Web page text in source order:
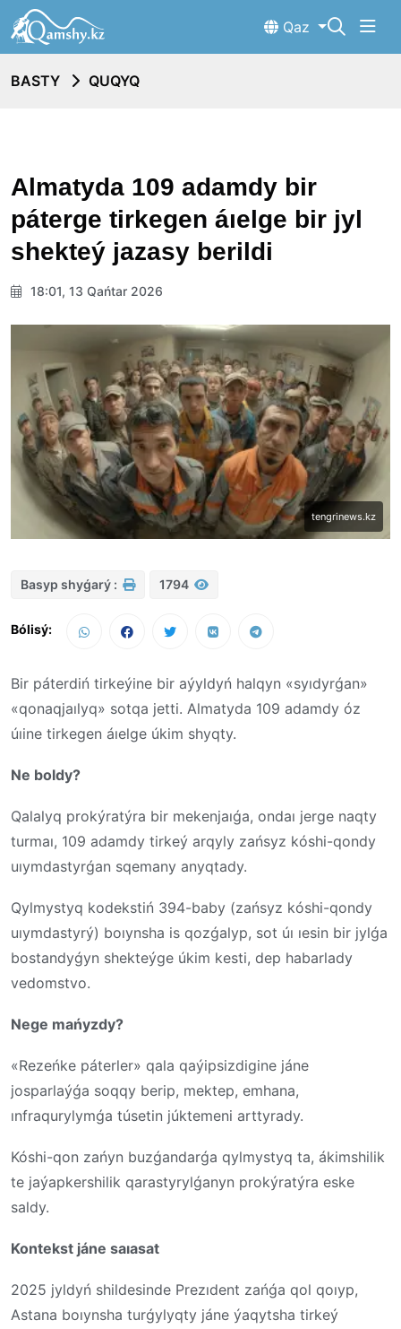
Qaz
BASTY QUQYQ
Almatyda 109 adamdy bir
páterge tirkegen áıelge bir jyl
shekteý jazasy berildi
18:01, 13 Qańtar 2026
tengrinews.kz
Basyp shyǵarý : 1794
Bólisý:
Bir páterdiń tirkeýine bir aýyldyń halqyn «syıdyrǵan»
«qonaqjaılyq» sotqa jetti. Almatyda 109 adamdy óz
úıine tirkegen áıelge úkim shyqty.
Ne boldy?
Qalalyq prokýratýra bir mekenjaıǵa, ondaı jerge naqty
turmaı, 109 adamdy tirkeý arqyly zańsyz kóshi-qondy
uıymdastyrǵan sqemany anyqtady.
Qylmystyq kodekstiń 394-baby (zańsyz kóshi-qondy
uıymdastyrý) boıynsha is qozǵalyp, sot úı ıesin bir jylǵa
bostandyǵyn shekteýge úkim kesti, dep habarlady
vedomstvo.
Nege mańyzdy?
«Rezeńke páterler» qala qaýipsizdigine jáne
josparlaýǵa soqqy berip, mektep, emhana,
ınfraqurylymǵa túsetin júktemeni arttyrady.
Kóshi-qon zańyn buzǵandarǵa qylmystyq ta, ákimshilik
te jaýapkershilik qarastyrylǵanyn prokýratýra eske
saldy.
Kontekst jáne saıasat
2025 jyldyń shildesinde Prezıdent zańǵa qol qoıyp,
Astana boıynsha turǵylyqty jáne ýaqytsha tirkeý